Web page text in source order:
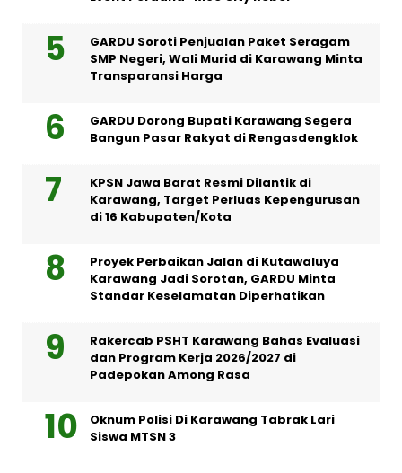
GARDU Soroti Penjualan Paket Seragam
SMP Negeri, Wali Murid di Karawang Minta
Transparansi Harga
GARDU Dorong Bupati Karawang Segera
Bangun Pasar Rakyat di Rengasdengklok
KPSN Jawa Barat Resmi Dilantik di
Karawang, Target Perluas Kepengurusan
di 16 Kabupaten/Kota
Proyek Perbaikan Jalan di Kutawaluya
Karawang Jadi Sorotan, GARDU Minta
Standar Keselamatan Diperhatikan
Rakercab PSHT Karawang Bahas Evaluasi
dan Program Kerja 2026/2027 di
Padepokan Among Rasa
Oknum Polisi Di Karawang Tabrak Lari
Siswa MTSN 3